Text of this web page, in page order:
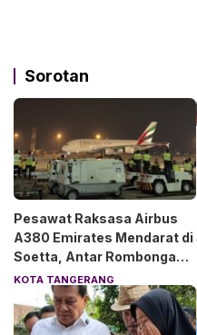
Sorotan
Pesawat Raksasa Airbus
A380 Emirates Mendarat di
Soetta, Antar Rombongan
Chelsea dan AC Milan
KOTA TANGERANG